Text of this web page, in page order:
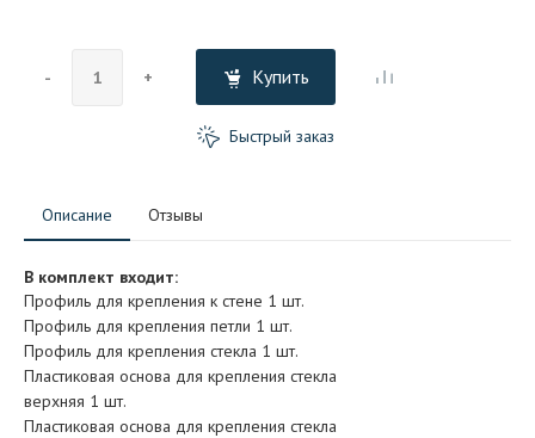
- + Купить
Быстрый заказ
Описание Отзывы
В комплект входит:
Профиль для крепления к стене 1 шт.
Профиль для крепления петли 1 шт.
Профиль для крепления стекла 1 шт.
Пластиковая основа для крепления стекла
верхняя 1 шт.
Пластиковая основа для крепления стекла